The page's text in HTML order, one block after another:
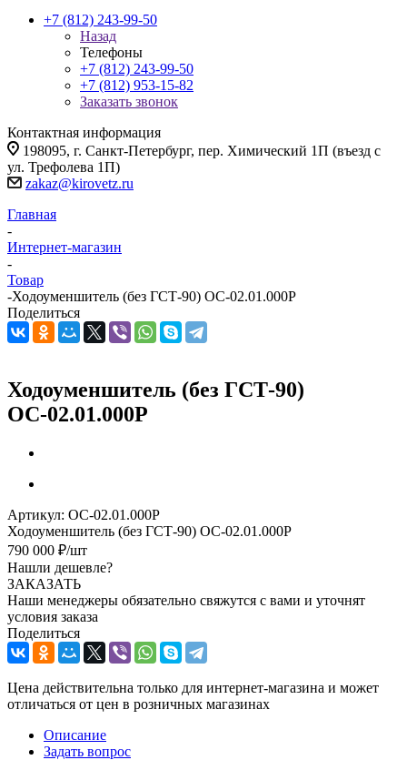
+7 (812) 243-99-50
Назад
Телефоны
+7 (812) 243-99-50
+7 (812) 953-15-82
Заказать звонок
Контактная информация
198095, г. Санкт-Петербург, пер. Химический 1П (въезд с
ул. Трефолева 1П)
zakaz@kirovetz.ru
Главная
-
Интернет-магазин
-
Товар
-Ходоуменшитель (без ГСТ-90) ОС-02.01.000Р
Поделиться
Ходоуменшитель (без ГСТ-90)
ОС-02.01.000Р
Артикул: ОС-02.01.000Р
Ходоуменшитель (без ГСТ-90) ОС-02.01.000Р
790 000 ₽/шт
Нашли дешевле?
ЗАКАЗАТЬ
Наши менеджеры обязательно свяжутся с вами и уточнят
условия заказа
Поделиться
Цена действительна только для интернет-магазина и может
отличаться от цен в розничных магазинах
Описание
Задать вопрос